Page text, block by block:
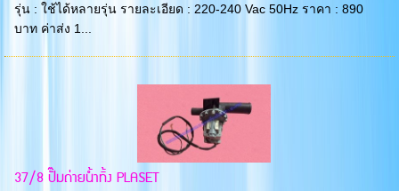
รุ่น : ใช้ได้หลายรุ่น รายละเอียด : 220-240 Vac 50Hz ราคา : 890
บาท ค่าส่ง 1...
37/8 ปั๊มถ่ายน้ำทิ้ง PLASET